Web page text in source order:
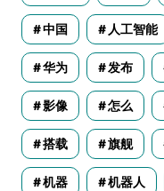
中国 人工智能
华为 发布
影像 怎么
搭载 旗舰
机器 机器人